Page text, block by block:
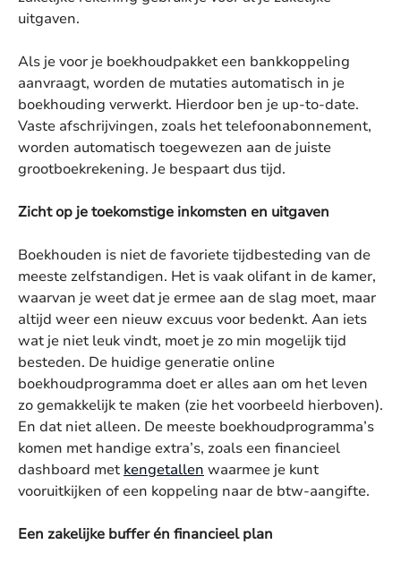
uitgaven.
Als je voor je boekhoudpakket een bankkoppeling
aanvraagt, worden de mutaties automatisch in je
boekhouding verwerkt. Hierdoor ben je up-to-date.
Vaste afschrijvingen, zoals het telefoonabonnement,
worden automatisch toegewezen aan de juiste
grootboekrekening. Je bespaart dus tijd.
Zicht op je toekomstige inkomsten en uitgaven
Boekhouden is niet de favoriete tijdbesteding van de
meeste zelfstandigen. Het is vaak olifant in de kamer,
waarvan je weet dat je ermee aan de slag moet, maar
altijd weer een nieuw excuus voor bedenkt. Aan iets
wat je niet leuk vindt, moet je zo min mogelijk tijd
besteden. De huidige generatie online
boekhoudprogramma doet er alles aan om het leven
zo gemakkelijk te maken (zie het voorbeeld hierboven).
En dat niet alleen. De meeste boekhoudprogramma’s
komen met handige extra’s, zoals een financieel
dashboard met kengetallen waarmee je kunt
vooruitkijken of een koppeling naar de btw-aangifte.
Een zakelijke buffer én financieel plan